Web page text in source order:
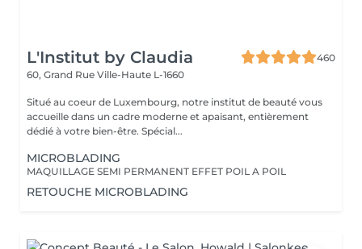
L'Institut by Claudia
460
60, Grand Rue Ville-Haute L-1660
Situé au coeur de Luxembourg, notre institut de beauté vous
accueille dans un cadre moderne et apaisant, entièrement
dédié à votre bien-être. Spécial...
MICROBLADING
MAQUILLAGE SEMI PERMANENT EFFET POIL A POIL
RETOUCHE MICROBLADING